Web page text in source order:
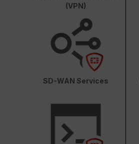
(VPN)
SD-WAN Services